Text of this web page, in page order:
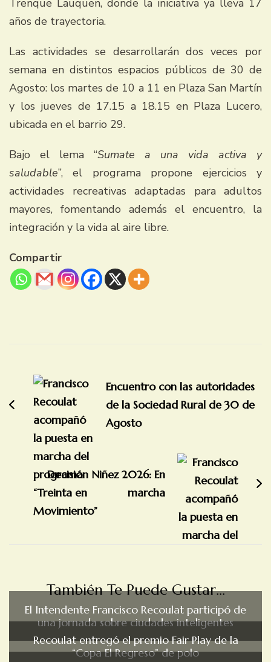
años de trayectoria.
Las actividades se desarrollarán dos veces por
semana en distintos espacios públicos de 30 de
Agosto: los martes de 10 a 11 en Plaza San Martín
y los jueves de 17.15 a 18.15 en Plaza Lucero,
ubicada en el barrio 29.
Bajo el lema “Sumate a una vida activa y
saludable”, el programa propone ejercicios y
actividades recreativas adaptadas para adultos
mayores, fomentando además el encuentro, la
integración y la vida al aire libre.
Compartir
entradas
Encuentro con las autoridades
de la Sociedad Rural de 30 de
Agosto
Decisión Niñez 2026: En
marcha
También Te Puede Gustar...
El Intendente Francisco Recoulat participó de
una jornada sobre ciudades inteligentes
Recoulat entregó el premio Fair Play de la
“Copa El Regreso” de polo